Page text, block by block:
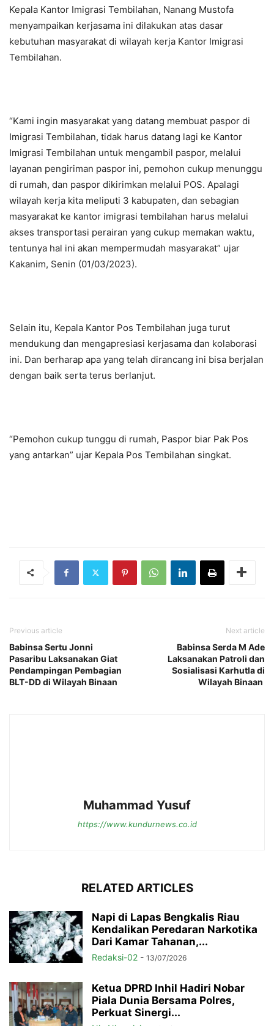
Kepala Kantor Imigrasi Tembilahan, Nanang Mustofa
menyampaikan kerjasama ini dilakukan atas dasar
kebutuhan masyarakat di wilayah kerja Kantor Imigrasi
Tembilahan.
“Kami ingin masyarakat yang datang membuat paspor di
Imigrasi Tembilahan, tidak harus datang lagi ke Kantor
Imigrasi Tembilahan untuk mengambil paspor, melalui
layanan pengiriman paspor ini, pemohon cukup menunggu
di rumah, dan paspor dikirimkan melalui POS. Apalagi
wilayah kerja kita meliputi 3 kabupaten, dan sebagian
masyarakat ke kantor imigrasi tembilahan harus melalui
akses transportasi perairan yang cukup memakan waktu,
tentunya hal ini akan mempermudah masyarakat” ujar
Kakanim, Senin (01/03/2023).
Selain itu, Kepala Kantor Pos Tembilahan juga turut
mendukung dan mengapresiasi kerjasama dan kolaborasi
ini. Dan berharap apa yang telah dirancang ini bisa berjalan
dengan baik serta terus berlanjut.
“Pemohon cukup tunggu di rumah, Paspor biar Pak Pos
yang antarkan” ujar Kepala Pos Tembilahan singkat.
Previous article
Babinsa Sertu Jonni
Pasaribu Laksanakan Giat
Pendampingan Pembagian
BLT-DD di Wilayah Binaan
Next article
Babinsa Serda M Ade
Laksanakan Patroli dan
Sosialisasi Karhutla di
Wilayah Binaan
Muhammad Yusuf
https://www.kundurnews.co.id
RELATED ARTICLES
Napi di Lapas Bengkalis Riau
Kendalikan Peredaran Narkotika
Dari Kamar Tahanan,...
Redaksi-02 - 13/07/2026
Ketua DPRD Inhil Hadiri Nobar
Piala Dunia Bersama Polres,
Perkuat Sinergi...